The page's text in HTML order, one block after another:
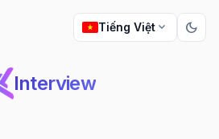
Tiếng Việt expand_more dark_mode
Interview